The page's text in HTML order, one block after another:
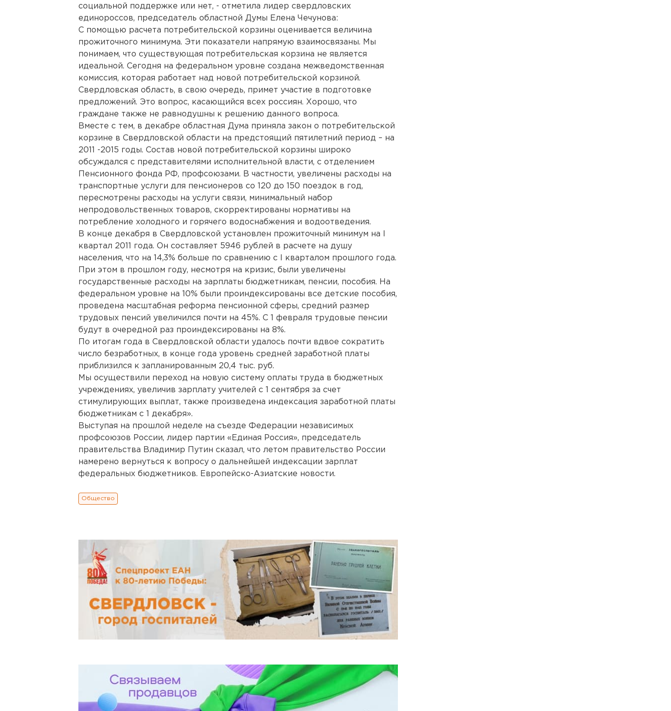
социальной поддержке или нет, - отметила лидер свердловских
единороссов, председатель областной Думы Елена Чечунова:
С помощью расчета потребительской корзины оценивается величина
прожиточного минимума. Эти показатели напрямую взаимосвязаны. Мы
понимаем, что существующая потребительская корзина не является
идеальной. Сегодня на федеральном уровне создана межведомственная
комиссия, которая работает над новой потребительской корзиной.
Свердловская область, в свою очередь, примет участие в подготовке
предложений. Это вопрос, касающийся всех россиян. Хорошо, что
граждане также не равнодушны к решению данного вопроса.
Вместе с тем, в декабре областная Дума приняла закон о потребительской
корзине в Свердловской области на предстоящий пятилетний период – на
2011 -2015 годы. Состав новой потребительской корзины широко
обсуждался с представителями исполнительной власти, с отделением
Пенсионного фонда РФ, профсоюзами. В частности, увеличены расходы на
транспортные услуги для пенсионеров со 120 до 150 поездок в год,
пересмотрены расходы на услуги связи, минимальный набор
непродовольственных товаров, скорректированы нормативы на
потребление холодного и горячего водоснабжения и водоотведения.
В конце декабря в Свердловской установлен прожиточный минимум на I
квартал 2011 года. Он составляет 5946 рублей в расчете на душу
населения, что на 14,3% больше по сравнению с I кварталом прошлого года.
При этом в прошлом году, несмотря на кризис, были увеличены
государственные расходы на зарплаты бюджетникам, пенсии, пособия. На
федеральном уровне на 10% были проиндексированы все детские пособия,
проведена масштабная реформа пенсионной сферы, средний размер
трудовых пенсий увеличился почти на 45%. С 1 февраля трудовые пенсии
будут в очередной раз проиндексированы на 8%.
По итогам года в Свердловской области удалось почти вдвое сократить
число безработных, в конце года уровень средней заработной платы
приблизился к запланированным 20,4 тыс. руб.
Мы осуществили переход на новую систему оплаты труда в бюджетных
учреждениях, увеличив зарплату учителей с 1 сентября за счет
стимулирующих выплат, также произведена индексация заработной платы
бюджетникам с 1 декабря».
Выступая на прошлой неделе на съезде Федерации независимых
профсоюзов России, лидер партии «Единая Россия», председатель
правительства Владимир Путин сказал, что летом правительство России
намерено вернуться к вопросу о дальнейшей индексации зарплат
федеральных бюджетников. Европейско-Азиатские новости.
Общество